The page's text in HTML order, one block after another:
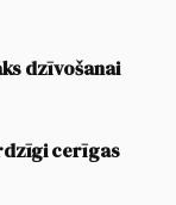
dzīvošanai
cerīgas